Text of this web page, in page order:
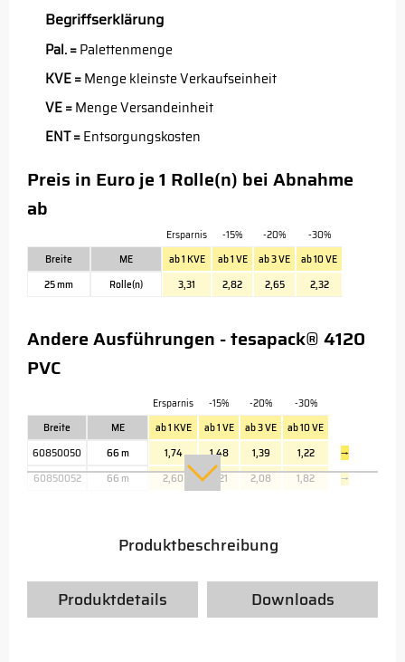
Begriffserklärung
Pal. =Palettenmenge
KVE =Menge kleinste Verkaufseinheit
VE =Menge Versandeinheit
ENT =Entsorgungskosten
Preis in Euro je 1 Rolle(n) bei Abnahme
ab
Ersparnis -15% -20%
-30%
Breite
ME ab 1 KVE ab 1 VE ab 3 VE
ab 10 VE
25 mm
Rolle(n) 3,31 2,82 2,65 2,32
Andere Ausführungen - tesapack® 4120
PVC
Ersparnis -15% -20%
-30%
Breite
ME ab 1 KVE ab 1 VE ab 3 VE
ab 10 VE
60850050
66 m 1,74 1,48 1,39 1,22
→
60850052
66 m 2,60 2,21 2,08 1,82 →
Produktbeschreibung
Produktdetails Downloads